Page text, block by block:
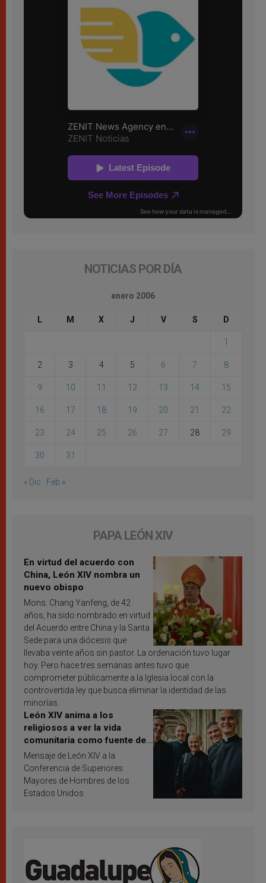
NOTICIAS POR DÍA
enero 2006
L M X J V S D
1
2 3 4 5 6 7 8
9 10 11 12 13 14 15
16 17 18 19 20 21 22
23 24 25 26 27 28 29
30 31
« Dic Feb »
PAPA LEÓN XIV
En virtud del acuerdo con
China, León XIV nombra un
nuevo obispo
Mons. Chang Yanfeng, de 42
años, ha sido nombrado en virtud
del Acuerdo entre China y la Santa
Sede para una diócesis que
llevaba veinte años sin pastor. La ordenación tuvo lugar
hoy. Pero hace tres semanas antes tuvo que
comprometer públicamente a la Iglesia local con la
controvertida ley que busca eliminar la identidad de las
minorías.
León XIV anima a los
religiosos a ver la vida
comunitaria como fuente de
inspiración y santificación
Mensaje de León XIV a la
Conferencia de Superiores
Mayores de Hombres de los
Estados Unidos